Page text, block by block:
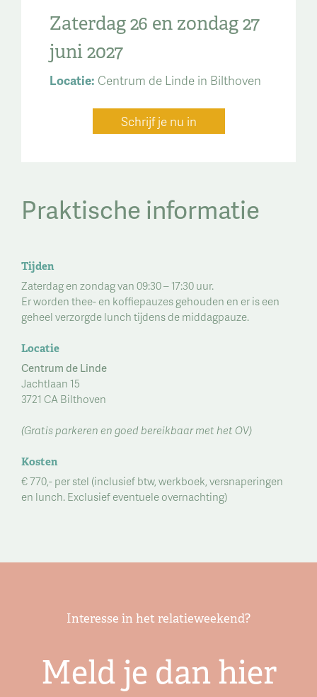
Zaterdag 26 en zondag 27
juni 2027
Locatie: Centrum de Linde in Bilthoven
Schrijf je nu in
Praktische informatie
Tijden
Zaterdag en zondag van 09:30 – 17:30 uur.
Er worden thee- en koffiepauzes gehouden en er is een
geheel verzorgde lunch tijdens de middagpauze.
Locatie
Centrum de Linde
Jachtlaan 15
3721 CA Bilthoven
(Gratis parkeren en goed bereikbaar met het OV)
Kosten
€ 770,- per stel (inclusief btw, werkboek, versnaperingen
en lunch. Exclusief eventuele overnachting)
Interesse in het relatieweekend?
Meld je dan hier